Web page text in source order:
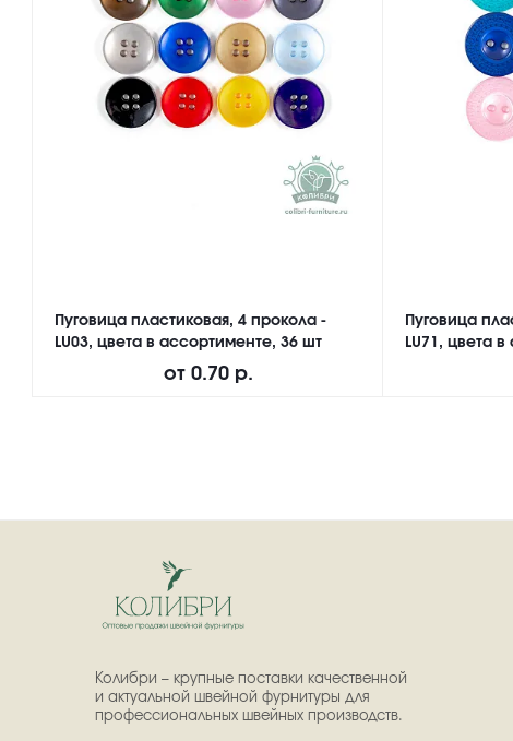
Пуговица пластиковая, 4 прокола -
LU03, цвета в ассортименте, 36 шт
от 0.70 р.
Пуговица
LU71, цвета
Колибри – крупные поставки качественной
и актуальной швейной фурнитуры для
профессиональных швейных производств.